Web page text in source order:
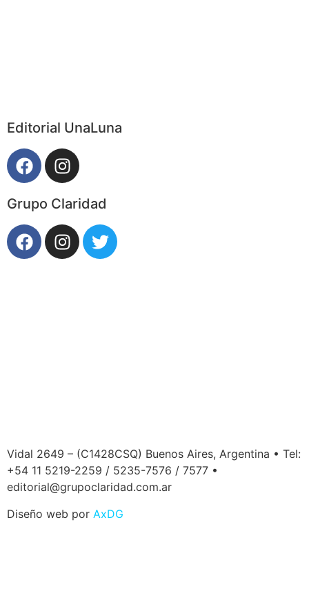
Editorial UnaLuna
Grupo Claridad
Vidal 2649 – (C1428CSQ) Buenos Aires, Argentina • Tel:
+54 11 5219-2259 / 5235-7576 / 7577 •
editorial@grupoclaridad.com.ar
Diseño web por AxDG